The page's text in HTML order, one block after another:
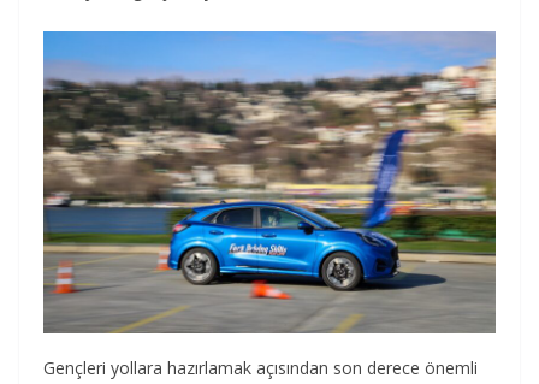
Gençleri yollara hazırlamak açısından son derece önemli